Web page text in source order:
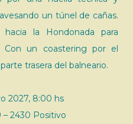
un túnel de cañas.
la Hondonada para
un coastering por el
trasera del balneario.
2027, 8:00 hs
– 2430 Positivo